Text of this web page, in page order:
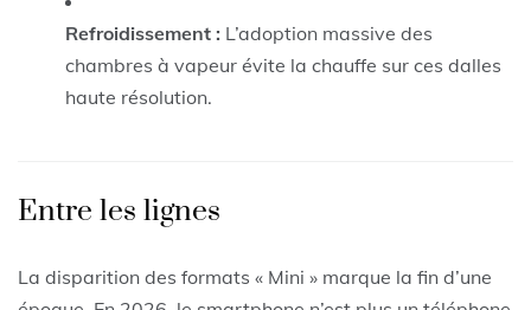
Refroidissement : L’adoption massive des
chambres à vapeur évite la chauffe sur ces dalles
haute résolution.
Entre les lignes
La disparition des formats « Mini » marque la fin d’une